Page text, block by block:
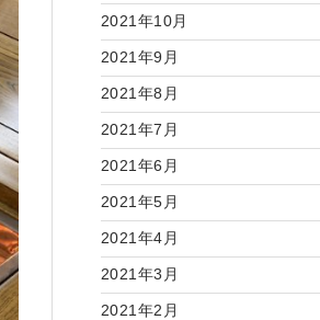
2021年10月
2021年9月
2021年8月
2021年7月
2021年6月
2021年5月
2021年4月
2021年3月
2021年2月